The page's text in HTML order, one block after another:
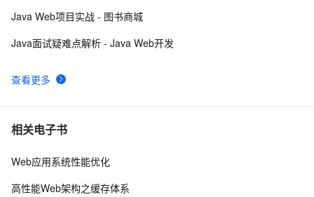
查看更多
Java Web项目实战 - 图书商城
Java面试疑难点解析 - Java Web开发
相关电子书
Web应用系统性能优化
高性能Web架构之缓存体系